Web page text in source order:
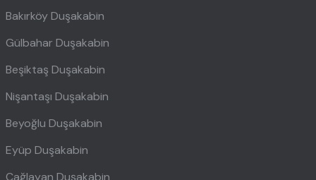
Bakırköy Duşakabin
Gülbahar Duşakabin
Beşiktaş Duşakabin
Nişantaşı Duşakabin
Beyoğlu Duşakabin
Eyüp Duşakabin
Çağlayan Duşakabin